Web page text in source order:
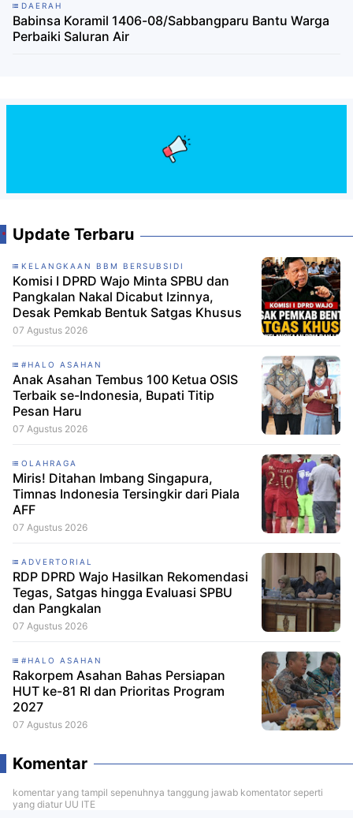
DAERAH
Babinsa Koramil 1406-08/Sabbangparu Bantu Warga
Perbaiki Saluran Air
Update Terbaru
KELANGKAAN BBM BERSUBSIDI
Komisi I DPRD Wajo Minta SPBU dan
Pangkalan Nakal Dicabut Izinnya,
Desak Pemkab Bentuk Satgas Khusus
07 Agustus 2026
#HALO ASAHAN
Anak Asahan Tembus 100 Ketua OSIS
Terbaik se-Indonesia, Bupati Titip
Pesan Haru
07 Agustus 2026
OLAHRAGA
Miris! Ditahan Imbang Singapura,
Timnas Indonesia Tersingkir dari Piala
AFF
07 Agustus 2026
ADVERTORIAL
RDP DPRD Wajo Hasilkan Rekomendasi
Tegas, Satgas hingga Evaluasi SPBU
dan Pangkalan
07 Agustus 2026
#HALO ASAHAN
Rakorpem Asahan Bahas Persiapan
HUT ke-81 RI dan Prioritas Program
2027
07 Agustus 2026
Komentar
komentar yang tampil sepenuhnya tanggung jawab komentator seperti
yang diatur UU ITE